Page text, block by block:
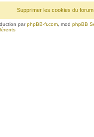
Supprimer les cookies du forum
parphpBB-fr.com , mod phpBB